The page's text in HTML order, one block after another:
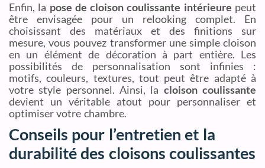
Enfin, la pose de cloison coulissante intérieure peut
être envisagée pour un relooking complet. En
choisissant des matériaux et des finitions sur
mesure, vous pouvez transformer une simple cloison
en un élément de décoration à part entière. Les
possibilités de personnalisation sont infinies :
motifs, couleurs, textures, tout peut être adapté à
votre style personnel. Ainsi, la cloison coulissante
devient un véritable atout pour personnaliser et
optimiser votre chambre.
Conseils pour l’entretien et la
durabilité des cloisons coulissantes